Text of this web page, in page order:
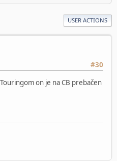
USER ACTIONS
#30
on je na CB prebačen